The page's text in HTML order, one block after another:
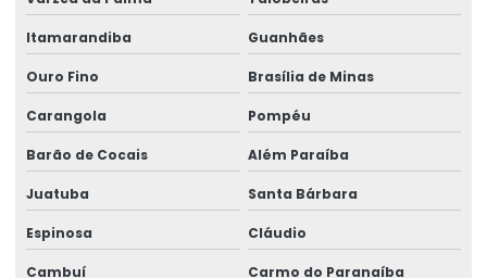
Reforma de ponte rolante em sp
Reforma de talha elétrica
Reforma de talha elétrica em am
Reforma de talha elétrica em sc
Representação swf krantechnik brasil
Retrofit de pontes rolantes
Itamarandiba Guanhães
Ouro Fino Brasília de Minas
Carangola Pompéu
Barão de Cocais Além Paraíba
Juatuba Santa Bárbara
Espinosa Cláudio
Cambuí Carmo do Paranaíba